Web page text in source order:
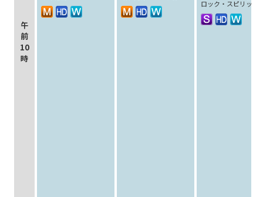
午
前
10
時
ロック・スピリッツ